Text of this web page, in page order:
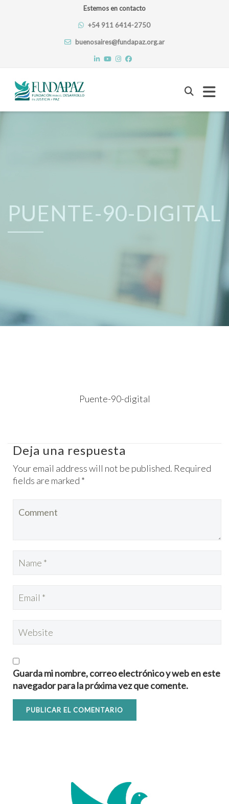
Estemos en contacto
+54 911 6414-2750
buenosaires@fundapaz.org.ar
Skip
PUENTE-90-DIGITAL
Puente-90-digital
Deja una respuesta
Your email address will not be published. Required
fields are marked *
Guarda mi nombre, correo electrónico y web en este
navegador para la próxima vez que comente.